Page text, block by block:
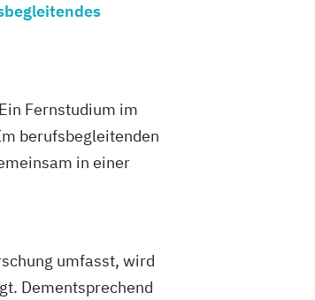
Fernstudium im
berufsbegleitenden
in einer
umfasst, wird
Dementsprechend